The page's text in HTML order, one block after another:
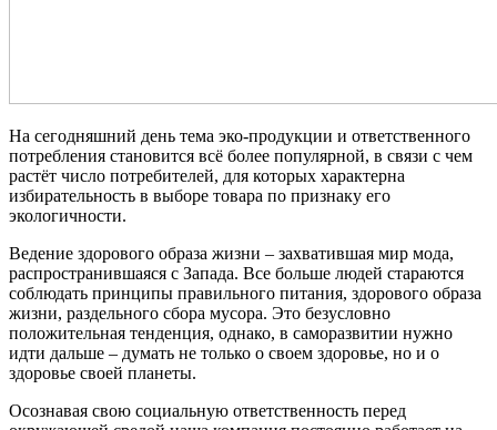
На сегодняшний день тема эко-продукции и ответственного
потребления становится всё более популярной, в связи с чем
растёт число потребителей, для которых характерна
избирательность в выборе товара по признаку его
экологичности.
Ведение здорового образа жизни – захватившая мир мода,
распространившаяся с Запада. Все больше людей стараются
соблюдать принципы правильного питания, здорового образа
жизни, раздельного сбора мусора. Это безусловно
положительная тенденция, однако, в саморазвитии нужно
идти дальше – думать не только о своем здоровье, но и о
здоровье своей планеты.
Осознавая свою социальную ответственность перед